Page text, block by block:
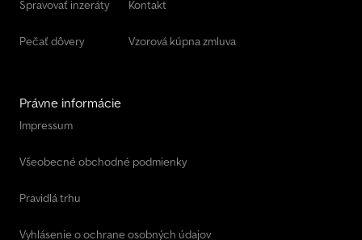
Spravovať inzeráty
Pečať dôvery
Kontakt
Vzorová kúpna zmluva
Právne informácie
Impressum
Všeobecné obchodné podmienky
Pravidlá trhu
Vyhlásenie o ochrane osobných údajov